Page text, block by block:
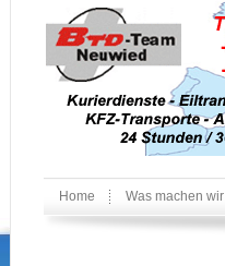
Home Was machen wir